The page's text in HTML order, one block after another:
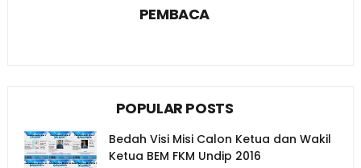
PEMBACA
POPULAR POSTS
Bedah Visi Misi Calon Ketua dan Wakil
Ketua BEM FKM Undip 2016